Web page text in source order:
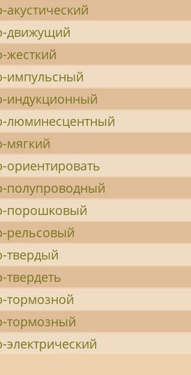
движущий
жесткий
импульсный
индукционный
люминесцентный
мягкий
ориентировать
полупроводный
порошковый
рельсовый
твердый
твердеть
тормозной
тормозный
электрический